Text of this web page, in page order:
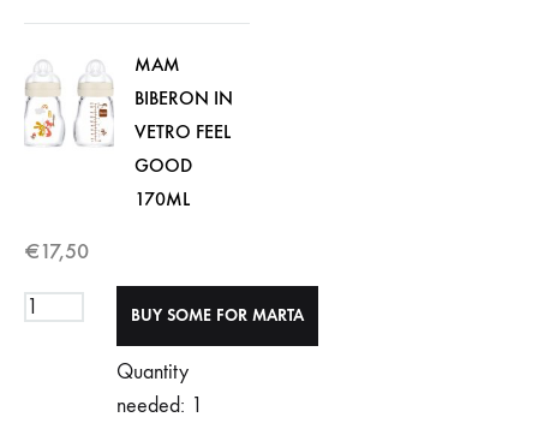
MAM
BIBERON IN
VETRO FEEL
GOOD
170ML
€17,50
Quantity
needed: 1